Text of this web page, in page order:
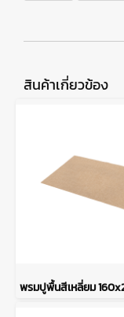
สินค้าเกี่ยวข้อง